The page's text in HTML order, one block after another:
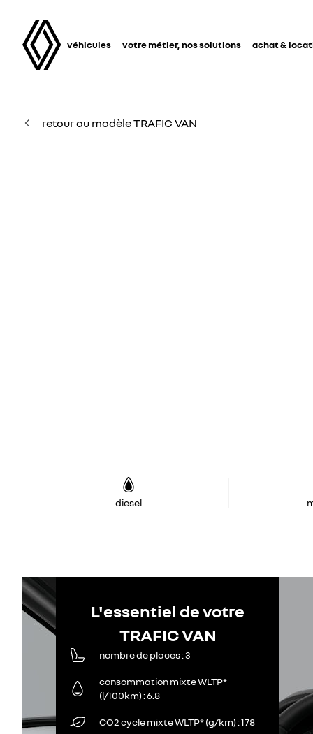
véhicules votre métier, nos solutions achat &
retour au modèle TRAFIC VAN
diesel
L'essentiel de votre
TRAFIC VAN
nombre de places 3
consommation mixte WLTP*
(l/100km) 6.8
CO2 cycle mixte WLTP* (g/km) 178